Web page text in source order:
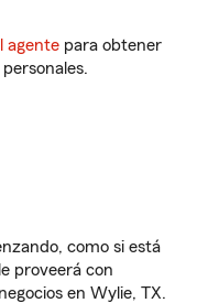
agente para obtener
como si está
proveerá con
en Wylie, TX.